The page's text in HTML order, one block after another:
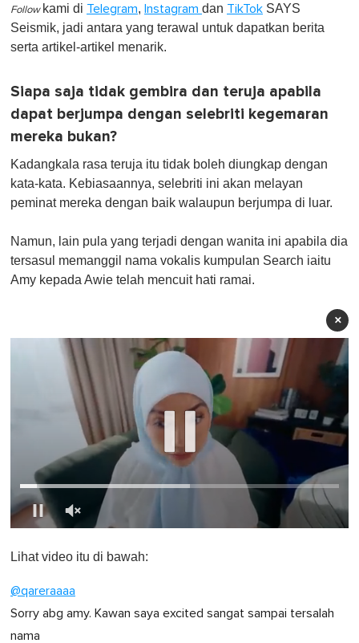
Follow kami di Telegram, Instagram dan TikTok SAYS
Seismik, jadi antara yang terawal untuk dapatkan berita
serta artikel-artikel menarik.
Siapa saja tidak gembira dan teruja apabila
dapat berjumpa dengan selebriti kegemaran
mereka bukan?
Kadangkala rasa teruja itu tidak boleh diungkap dengan
kata-kata. Kebiasaannya, selebriti ini akan melayan
peminat mereka dengan baik walaupun berjumpa di luar.
Namun, lain pula yang terjadi dengan wanita ini apabila dia
tersasul memanggil nama vokalis kumpulan Search iaitu
Amy kepada Awie telah mencuit hati ramai.
×
f
m
i
n
t
Lihat video itu di bawah:
@qareraaaa
Sorry abg amy. Kawan saya excited sangat sampai tersalah
nama